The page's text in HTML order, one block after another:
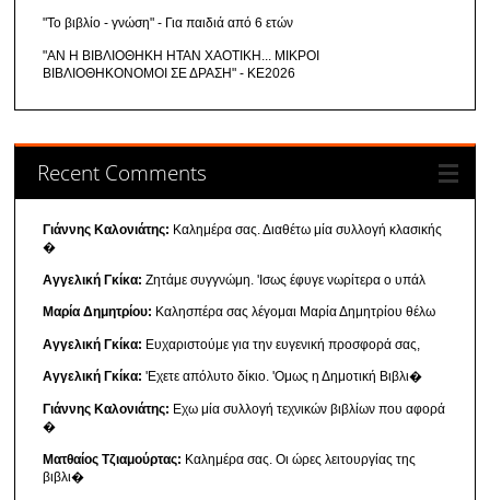
"Το βιβλίο - γνώση" - Για παιδιά από 6 ετών
"ΑΝ Η ΒΙΒΛΙΟΘΗΚΗ ΗΤΑΝ ΧΑΟΤΙΚΗ... ΜΙΚΡΟΙ
ΒΙΒΛΙΟΘΗΚΟΝΟΜΟΙ ΣΕ ΔΡΑΣΗ" - ΚΕ2026
Recent Comments
Γιάννης Καλονιάτης: Καλημέρα σας. Διαθέτω μία συλλογή κλασικής
�
Αγγελική Γκίκα: Ζητάμε συγγνώμη. 'Ισως έφυγε νωρίτερα ο υπάλ
Μαρία Δημητρίου: Καλησπέρα σας λέγομαι Μαρία Δημητρίου θέλω
Αγγελική Γκίκα: Ευχαριστούμε για την ευγενική προσφορά σας,
Αγγελική Γκίκα: 'Εχετε απόλυτο δίκιο. 'Ομως η Δημοτική Βιβλι�
Γιάννης Καλονιάτης: Εχω μία συλλογή τεχνικών βιβλίων που αφορά
�
Ματθαίος Τζιαμούρτας: Καλημέρα σας. Οι ώρες λειτουργίας της
βιβλι�